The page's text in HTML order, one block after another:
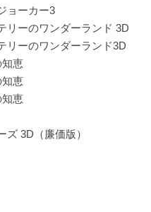
ョーカー3
リーのワンダーランド 3D
リーのワンダーランド3D
知恵
知恵
知恵
3D（廉価版）